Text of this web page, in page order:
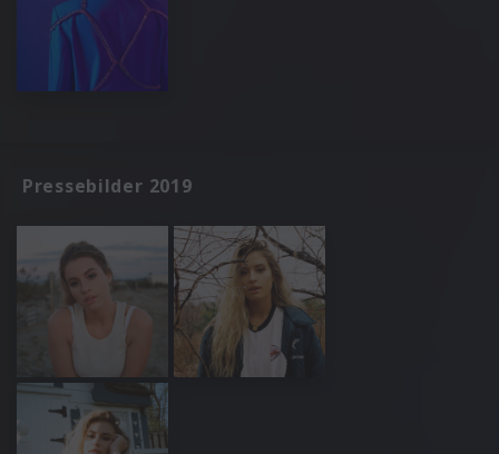
Pressebilder 2019